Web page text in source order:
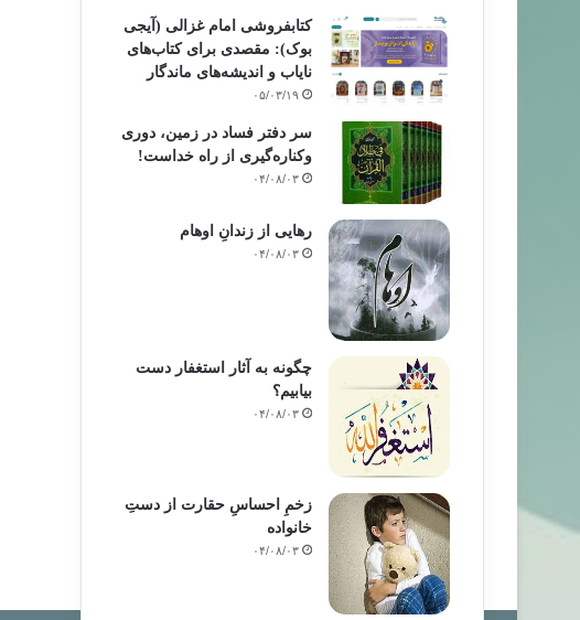
کتابفروشی امام غزالی (آیجی
بوک): مقصدی برای کتاب‌های
نایاب و اندیشه‌های ماندگار
۰۵/۰۳/۱۹
سر دفتر فساد در زمین‌، دوری
وکناره‌گیری از راه خداست‌!
۰۴/۰۸/۰۳
رهایی از زندانِ اوهام
۰۴/۰۸/۰۳
چگونه به آثار استغفار دست
بیابیم؟
۰۴/۰۸/۰۳
زخمِ احساسِ حقارت از دستِ
خانواده
۰۴/۰۸/۰۳